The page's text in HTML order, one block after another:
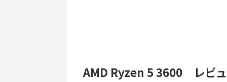
AMD Ryzen 5 3600 レビ